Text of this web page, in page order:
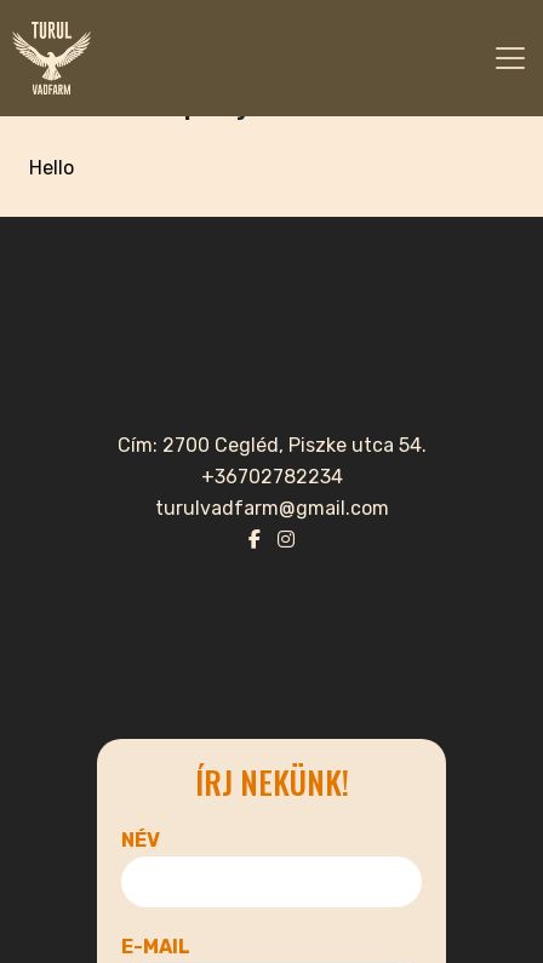
Hello
Cím: 2700 Cegléd, Piszke utca 54.
+36702782234
turulvadfarm@gmail.com
ÍRJ NEKÜNK!
NÉV
E-MAIL